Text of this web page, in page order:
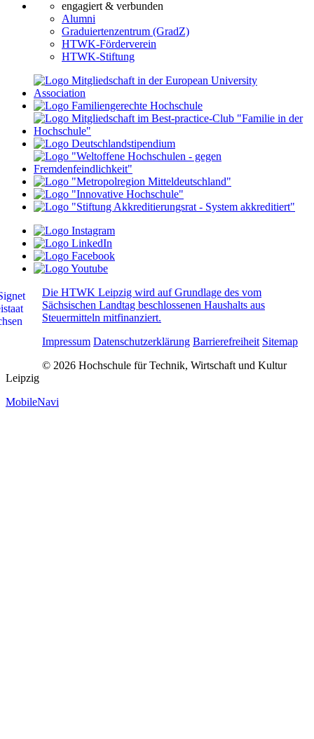
engagiert & verbunden
Alumni
Graduiertenzentrum (GradZ)
HTWK-Förderverein
HTWK-Stiftung
Die HTWK Leipzig wird auf Grundlage des vom
Sächsischen Landtag beschlossenen Haushalts aus
Steuermitteln mitfinanziert.
Impressum Datenschutzerklärung Barrierefreiheit Sitemap
© 2026 Hochschule für Technik, Wirtschaft und Kultur
Leipzig
MobileNavi